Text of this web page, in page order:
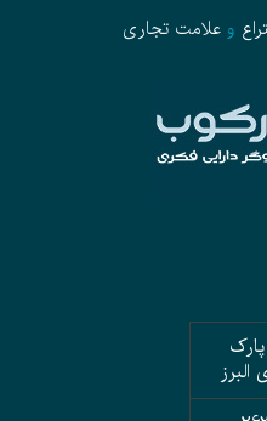
وعلامت تجاری
پارک